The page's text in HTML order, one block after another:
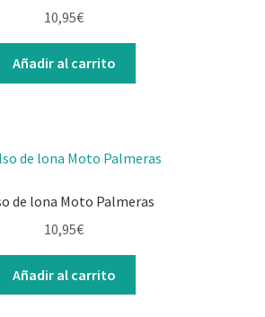
10,95€
Añadir al carrito
de lona Moto Palmeras
10,95€
Añadir al carrito